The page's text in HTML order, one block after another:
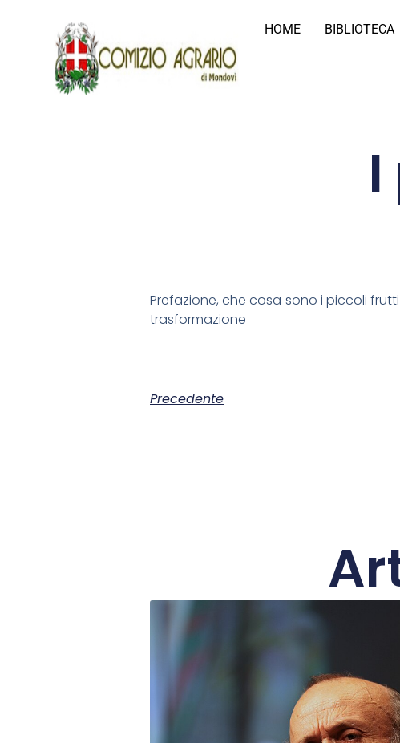
HOME BIBLIOTECA
Prefazione, che cosa sono i piccoli
trasformazione
Precedente